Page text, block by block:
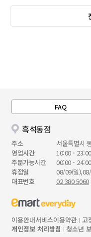
FAQ
흑석동점
주소
서울특별시
영업시간
10:00 - 23:00
주문가능시간
00:00 - 24:00
휴점일
08/09(일
대표번호
02 380 5060
이용안내서비스이용약관 고
개인정보 처리방침
청소년